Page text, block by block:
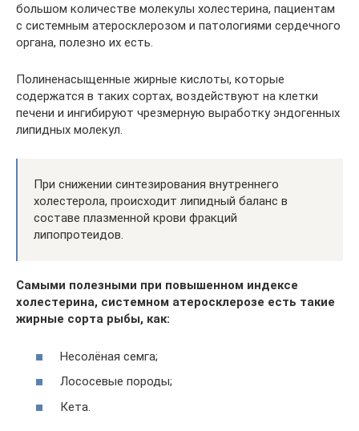
большом количестве молекулы холестерина, пациентам
с системным атеросклерозом и патологиями сердечного
органа, полезно их есть.
Полиненасыщенные жирные кислоты, которые
содержатся в таких сортах, воздействуют на клетки
печени и ингибируют чрезмерную выработку эндогенных
липидных молекул.
При снижении синтезирования внутреннего
холестерола, происходит липидный баланс в
составе плазменной крови фракций
липопротеидов.
Самыми полезными при повышенном индексе
холестерина, системном атеросклерозе есть такие
жирные сорта рыбы, как:
Несолёная семга;
Лососевые породы;
Кета.